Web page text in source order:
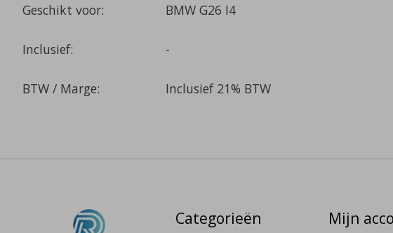
Geschikt voor: BMW G26 I4
Inclusief: -
BTW / Marge: Inclusief 21% BTW
Categorieën Mijn